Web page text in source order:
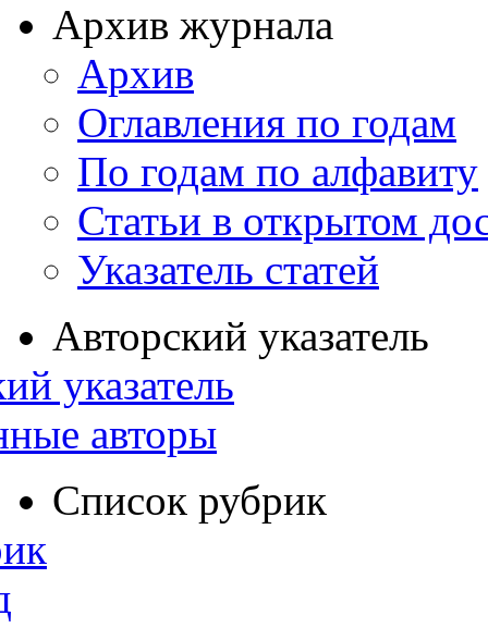
Архив журнала
Архив
Оглавления по годам
По годам по алфавиту
Статьи в открытом
Указатель статей
Авторский указатель
указатель
авторы
Список рубрик